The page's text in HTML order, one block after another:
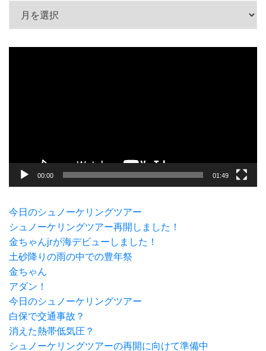
00:00 01:49
今日のシュノーケリングツアー
シュノーケリングツアー再開しました！
金ちゃんjrが海デビューしました！
土砂降りの雨の中での豊年祭
金ちゃん
アダン！
今日のシュノーケリングツアー
白保で交通事故？
消えた熱帯低気圧？
シュノーケリングツアーの再開に向けて準備中